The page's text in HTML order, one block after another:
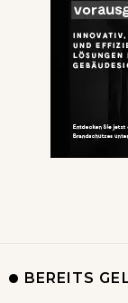
BEREITS